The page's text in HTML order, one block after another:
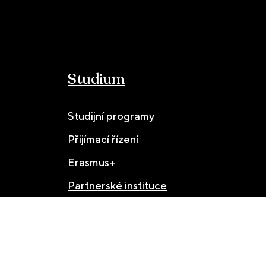
Studium
Studijní programy
Přijímací řízení
Erasmus+
Partnerské instituce